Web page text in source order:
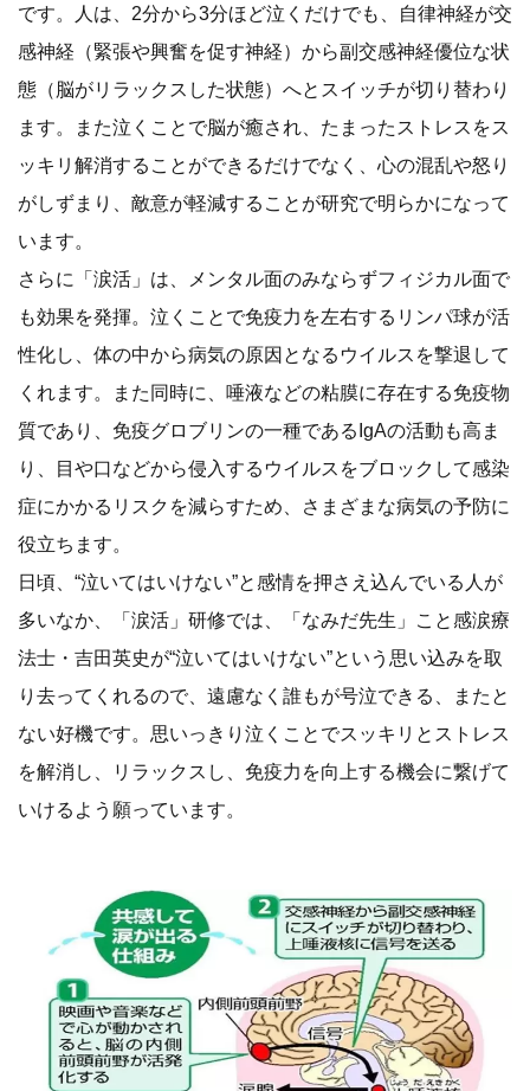
です。人は、2分から3分ほど泣くだけでも、自律神経が交
感神経（緊張や興奮を促す神経）から副交感神経優位な状
態（脳がリラックスした状態）へとスイッチが切り替わり
ます。また泣くことで脳が癒され、たまったストレスをス
ッキリ解消することができるだけでなく、心の混乱や怒り
がしずまり、敵意が軽減することが研究で明らかになって
います。
さらに「涙活」は、メンタル面のみならずフィジカル面で
も効果を発揮。泣くことで免疫力を左右するリンパ球が活
性化し、体の中から病気の原因となるウイルスを撃退して
くれます。また同時に、唾液などの粘膜に存在する免疫物
質であり、免疫グロブリンの一種であるIgAの活動も高ま
り、目や口などから侵入するウイルスをブロックして感染
症にかかるリスクを減らすため、さまざまな病気の予防に
役立ちます。
日頃、“泣いてはいけない”と感情を押さえ込んでいる人が
多いなか、「涙活」研修では、「なみだ先生」こと感涙療
法士・吉田英史が“泣いてはいけない”という思い込みを取
り去ってくれるので、遠慮なく誰もが号泣できる、またと
ない好機です。思いっきり泣くことでスッキリとストレス
を解消し、リラックスし、免疫力を向上する機会に繋げて
いけるよう願っています。